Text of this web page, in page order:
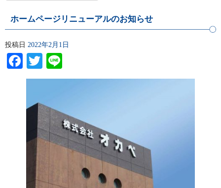
ホームページリニューアルのお知らせ
投稿日 2022年2月1日
Facebook
Twitter